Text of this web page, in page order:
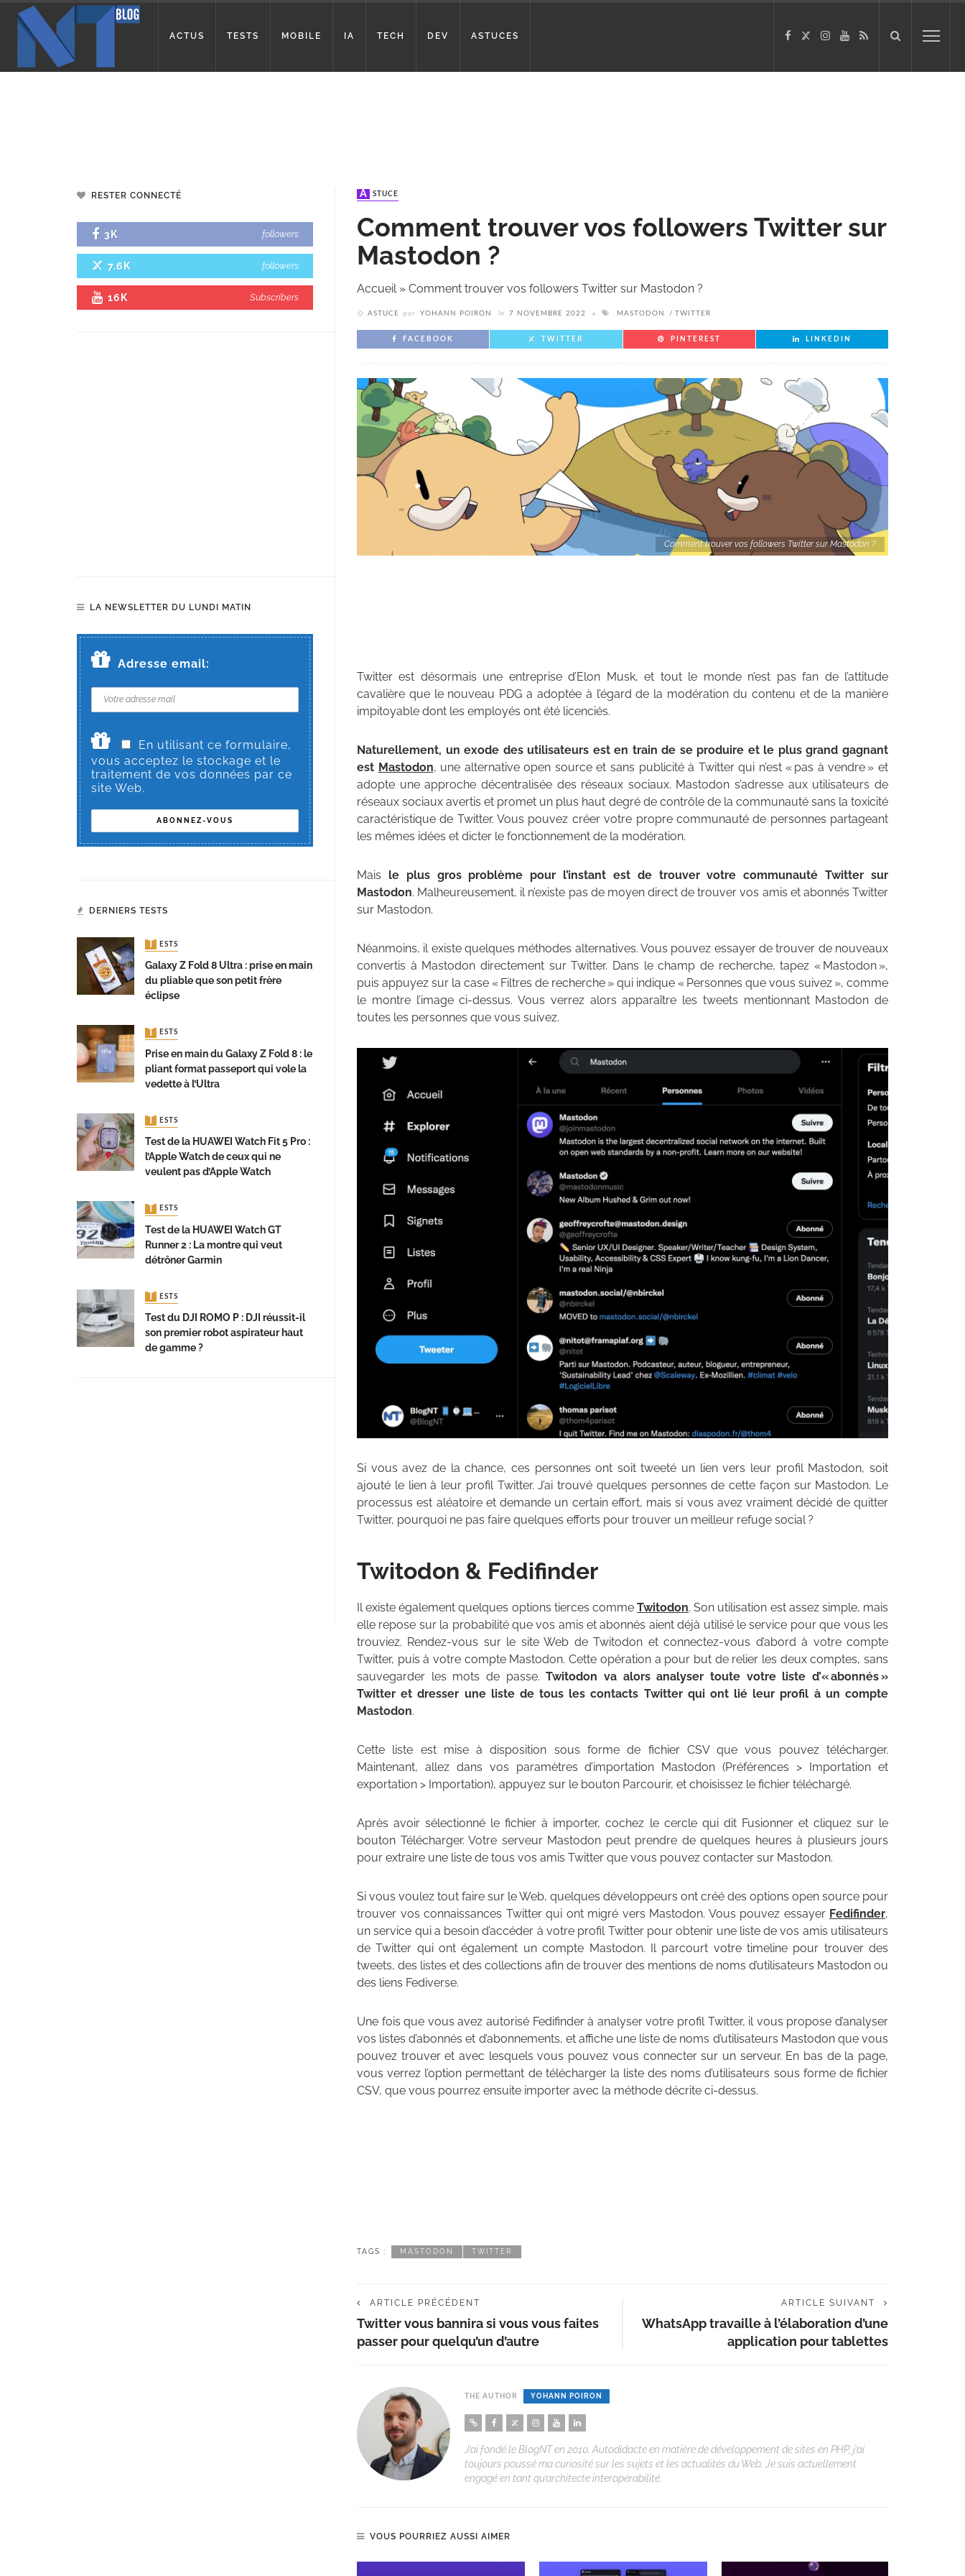
ACTUS TESTS MOBILE IA TECH DEV ASTUCES
ASTUCE
Comment trouver vos followers Twitter sur
Mastodon ?
Accueil» Comment trouver vos followers Twitter sur Mastodon ?
ASTUCE par YOHANN POIRON le 7 NOVEMBRE 2022 MASTODON TWITTER
FACEBOOK TWITTER PINTEREST LINKEDIN
Comment trouver vos followers Twitter sur Mastodon ?
Twitter est désormais une entreprise d’Elon Musk, et tout le monde n’est pas fan de l’attitude
cavalière que le nouveau PDG a adoptée à l’égard de la modération du contenu et de la manière
impitoyable dont les employés ont été licenciés.
Naturellement, un exode des utilisateurs est en train de se produire et le plus grand gagnant
est Mastodon, une alternative open source et sans publicité à Twitter qui n’est « pas à vendre » et
adopte une approche décentralisée des réseaux sociaux. Mastodon s’adresse aux utilisateurs de
réseaux sociaux avertis et promet un plus haut degré de contrôle de la communauté sans la toxicité
caractéristique de Twitter. Vous pouvez créer votre propre communauté de personnes partageant
les mêmes idées et dicter le fonctionnement de la modération.
Mais le plus gros problème pour l’instant est de trouver votre communauté Twitter sur
Mastodon. Malheureusement, il n’existe pas de moyen direct de trouver vos amis et abonnés Twitter
sur Mastodon.
Néanmoins, il existe quelques méthodes alternatives. Vous pouvez essayer de trouver de nouveaux
convertis à Mastodon directement sur Twitter. Dans le champ de recherche, tapez « Mastodon »,
puis appuyez sur la case « Filtres de recherche » qui indique « Personnes que vous suivez », comme
le montre l’image ci-dessus. Vous verrez alors apparaître les tweets mentionnant Mastodon de
toutes les personnes que vous suivez.
Si vous avez de la chance, ces personnes ont soit tweeté un lien vers leur profil Mastodon, soit
ajouté le lien à leur profil Twitter. J’ai trouvé quelques personnes de cette façon sur Mastodon. Le
processus est aléatoire et demande un certain effort, mais si vous avez vraiment décidé de quitter
Twitter, pourquoi ne pas faire quelques efforts pour trouver un meilleur refuge social ?
Twitodon & Fedifinder
Il existe également quelques options tierces commeTwitodon. Son utilisation est assez simple, mais
elle repose sur la probabilité que vos amis et abonnés aient déjà utilisé le service pour que vous les
trouviez. Rendez-vous sur le site Web de Twitodon et connectez-vous d’abord à votre compte
Twitter, puis à votre compte Mastodon. Cette opération a pour but de relier les deux comptes, sans
sauvegarder les mots de passe.Twitodon va alors analyser toute votre liste d’« abonnés »
Twitter et dresser une liste de tous les contacts Twitter qui ont lié leur profil à un compte
Mastodon.
Cette liste est mise à disposition sous forme de fichier CSV que vous pouvez télécharger.
Maintenant, allez dans vos paramètres d’importation Mastodon (Préférences > Importation et
exportation > Importation), appuyez sur le bouton Parcourir, et choisissez le fichier téléchargé.
Après avoir sélectionné le fichier à importer, cochez le cercle qui dit Fusionner et cliquez sur le
bouton Télécharger. Votre serveur Mastodon peut prendre de quelques heures à plusieurs jours
pour extraire une liste de tous vos amis Twitter que vous pouvez contacter sur Mastodon.
Si vous voulez tout faire sur le Web, quelques développeurs ont créé des options open source pour
trouver vos connaissances Twitter qui ont migré vers Mastodon. Vous pouvez essayer Fedifinder,
un service qui a besoin d’accéder à votre profil Twitter pour obtenir une liste de vos amis utilisateurs
de Twitter qui ont également un compte Mastodon. Il parcourt votre timeline pour trouver des
tweets, des listes et des collections afin de trouver des mentions de noms d’utilisateurs Mastodon ou
des liens Fediverse.
Une fois que vous avez autorisé Fedifinder à analyser votre profil Twitter, il vous propose d’analyser
vos listes d’abonnés et d’abonnements, et affiche une liste de noms d’utilisateurs Mastodon que vous
pouvez trouver et avec lesquels vous pouvez vous connecter sur un serveur. En bas de la page,
vous verrez l’option permettant de télécharger la liste des noms d’utilisateurs sous forme de fichier
CSV, que vous pourrez ensuite importer avec la méthode décrite ci-dessus.
TAGS : MASTODON TWITTER
ARTICLE PRÉCÉDENT
Twitter vous bannira si vous vous faites
passer pour quelqu’un d’autre
ARTICLE SUIVANT
WhatsApp travaille à l’élaboration d’une
application pour tablettes
THE AUTHOR YOHANN POIRON
J’ai fondé le BlogNT en 2010. Autodidacte en matière de développement de sites en PHP, j’ai
toujours poussé ma curiosité sur les sujets et les actualités du Web. Je suis actuellement
engagé en tant qu’architecte interopérabilité.
VOUS POURRIEZ AUSSI AIMER
RESTER CONNECTÉ
3K followers
7.6K followers
16K Subscribers
LA NEWSLETTER DU LUNDI MATIN
Adresse email:
En utilisant ce formulaire,
vous acceptez le stockage et le
traitement de vos données par ce
site Web.
DERNIERS TESTS
TESTS
Galaxy Z Fold 8 Ultra : prise en main
du pliable que son petit frère
éclipse
TESTS
Prise en main du Galaxy Z Fold 8 : le
pliant format passeport qui vole la
vedette à l’Ultra
TESTS
Test de la HUAWEI Watch Fit 5 Pro :
l’Apple Watch de ceux qui ne
veulent pas d’Apple Watch
TESTS
Test de la HUAWEI Watch GT
Runner 2 : La montre qui veut
détrôner Garmin
TESTS
Test du DJI ROMO P : DJI réussit-il
son premier robot aspirateur haut
de gamme ?